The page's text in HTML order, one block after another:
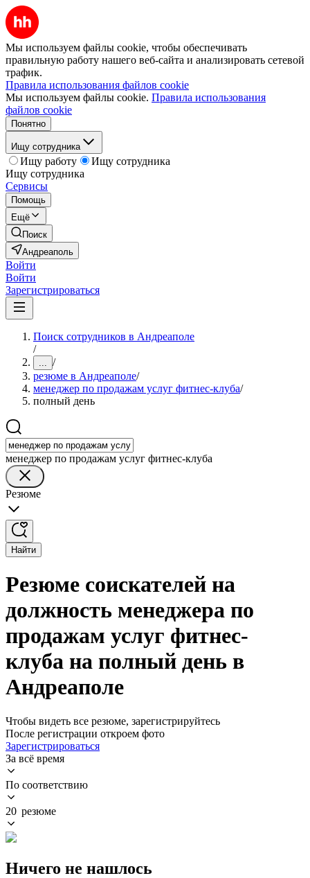
Мы используем файлы cookie, чтобы обеспечивать
правильную работу нашего веб-сайта и анализировать сетевой
трафик.
Правила использования файлов cookie
Мы используем файлы cookie. Правила использования
файлов cookie
Понятно
Ищу сотрудника
Ищу работу
Ищу сотрудника
Ищу сотрудника
Сервисы
Помощь
Ещё
Поиск
Андреаполь
Войти
Войти
Зарегистрироваться
Поиск сотрудников в Андреаполе
/
... /
резюме в Андреаполе/
менеджер по продажам услуг фитнес-клуба/
полный день
менеджер по продажам услуг фитнес-клуба
Резюме
Найти
Резюме соискателей на
должность менеджера по
продажам услуг фитнес-
клуба на полный день в
Андреаполе
Чтобы видеть все резюме, зарегистрируйтесь
После регистрации откроем фото
Зарегистрироваться
За всё время
По соответствию
20 резюме
Ничего не нашлось